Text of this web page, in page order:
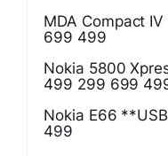
MDA Compact
699 499
Nokia 5800
499 299 699
Nokia E66
499